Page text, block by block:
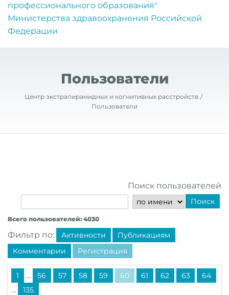
профессионального образования"
Министерства здравоохранения Российской
Федерации
Пользователи
Центр экстрапирамидных и когнитивных расстройств
Пользователи
Поиск пользователей
Поиск
Всего пользователей: 4030
Фильтр по: Активности
Публикациям
Комментарии
Регистрация
1 ... 56 57 58 59 60 61 62 63 64
... 135